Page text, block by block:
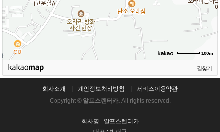
100m
길찾기
회사소개 개인정보처리방침
서비스이용약관
Copyright © 알프스렌터카.All rights reserved.
회사명 : 알프스렌터카